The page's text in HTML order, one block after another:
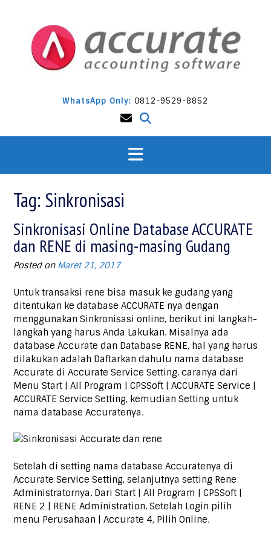
WhatsApp Only: 0812-9529-8852
Tag: Sinkronisasi
Sinkronisasi Online Database ACCURATE
dan RENE di masing-masing Gudang
Posted on Maret 21, 2017
Untuk transaksi rene bisa masuk ke gudang yang
ditentukan ke database ACCURATE nya dengan
menggunakan Sinkronisasi online, berikut ini langkah-
langkah yang harus Anda Lakukan. Misalnya ada
database Accurate dan Database RENE, hal yang harus
dilakukan adalah Daftarkan dahulu nama database
Accurate di Accurate Service Setting. caranya dari
Menu Start | All Program | CPSSoft | ACCURATE Service |
ACCURATE Service Setting, kemudian Setting untuk
nama database Accuratenya.
Setelah di setting nama database Accuratenya di
Accurate Service Setting, selanjutnya setting Rene
Administratornya. Dari Start | All Program | CPSSoft |
RENE 2 | RENE Administration. Setelah Login pilih
menu Perusahaan | Accurate 4, Pilih Online.